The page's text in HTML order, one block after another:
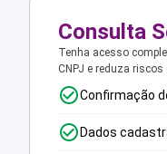
Consulta
Tenha acesso
CNPJ e reduza
Confirmação
Dados